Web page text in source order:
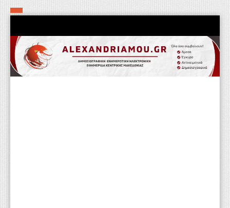
Αρχική
Τα εν δήμω εν οίκω
Πολιτιστικά-Εκκλησιαστικά